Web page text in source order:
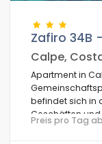
Zafiro 34B
Calpe,
Apartment in
befindet sich in
Geschäften
Strand La Fossa
Preis pro Tag